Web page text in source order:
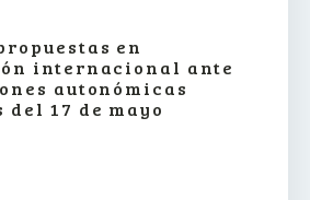
en
internacional ante
autonómicas
del 17 de mayo